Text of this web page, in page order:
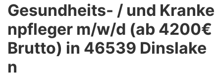
Gesundheits- / und Kranke
npfleger m/w/d (ab 4200€
Brutto) in 46539 Dinslake
n